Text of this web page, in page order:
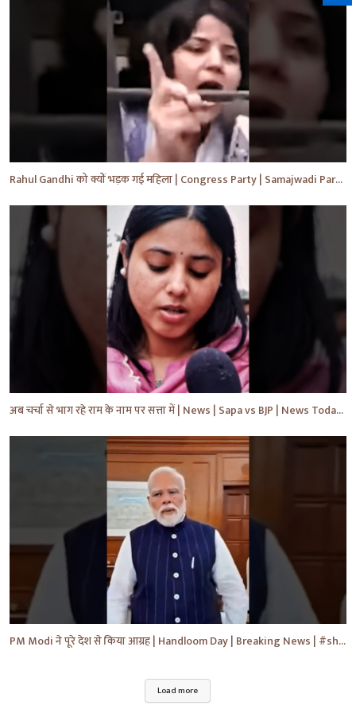
Rahul Gandhi को क्यों भड़क गई महिला | Congress Party | Samajwadi Party | #shorts #ytshorts #yt
अब चर्चा से भाग रहे राम के नाम पर सत्ता में | News | Sapa vs BJP | News Today | Breaking #shorts #yt
PM Modi ने पूरे देश से किया आग्रह | Handloom Day | Breaking News | #shorts #yt #news #ytnews
Load more